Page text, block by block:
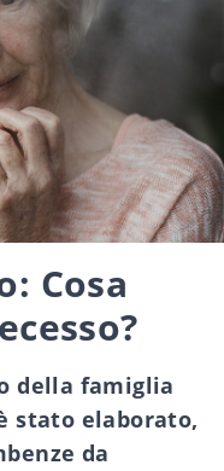
Cosa
della famiglia
stato elaborato,
da